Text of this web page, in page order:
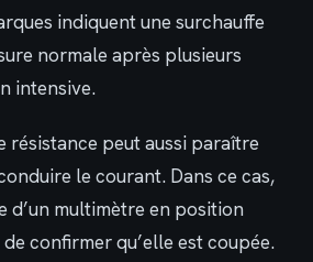
indiquent une surchauffe
normale après plusieurs
intensive.
résistance peut aussi paraître
le courant. Dans ce cas,
d’un multimètre en position
confirmer qu’elle est coupée.